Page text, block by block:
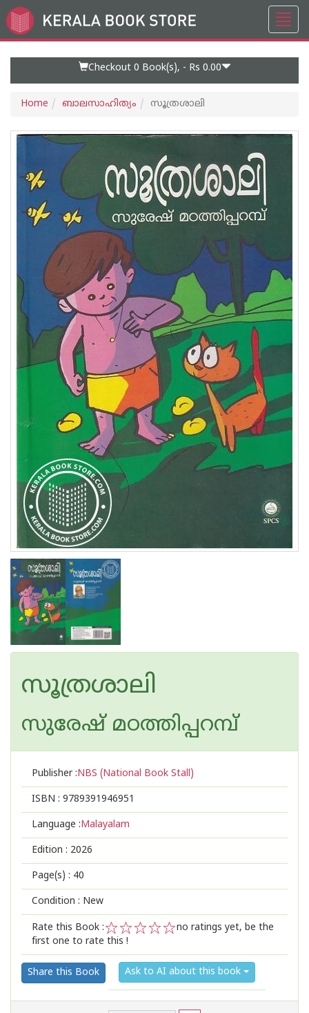
Go
to
Checkout 0 Book(s), - Rs 0.00
Home ബാലസാഹിത്യം സൂത്രശാലി
സൂത്രശാലി
സുരേഷ് മഠത്തിപ്പറമ്പ്
Publisher :NBS (National Book Stall)
ISBN : 9789391946951
Language :Malayalam
Edition : 2026
Page(s) : 40
Condition : New
Rate this Book :
2
1
no ratings yet, be the
first one to rate this !
Share this Book Ask to AI about this book